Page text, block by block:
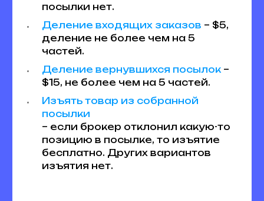
посылки нет.
Деление входящих заказов – $5,
деление не более чем на 5
частей.
Деление вернувшихся посылок–
$15, не более чем на 5 частей.
Изъять товар из собранной
посылки
– если брокер отклонил какую-то
позицию в посылке, то изъятие
бесплатно. Других вариантов
изъятия нет.